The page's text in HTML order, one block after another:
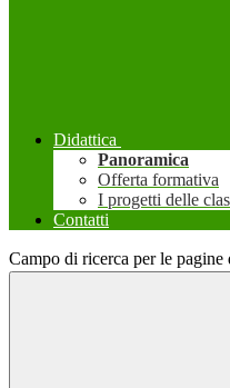
Didattica
Panoramica
Offerta formativa
I progetti delle
Contatti
Campo di ricerca per le pagine